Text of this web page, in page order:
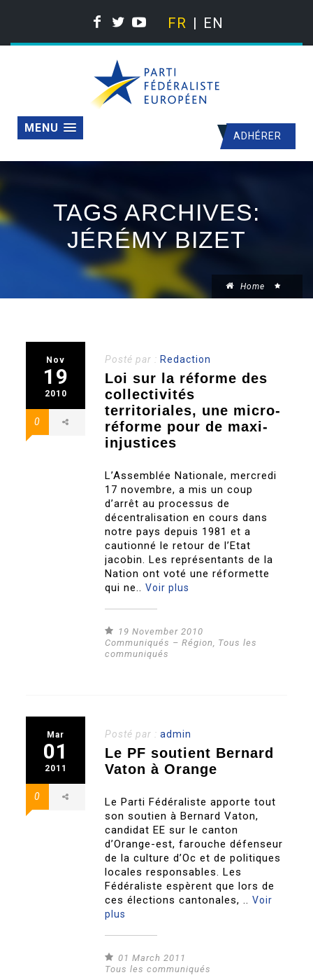
FR EN
ADHÉRER
MENU
TAGS ARCHIVES:
JÉRÉMY BIZET
Home
Nov
19
2010
0
Posté par : Redaction
Loi sur la réforme des
collectivités
territoriales, une micro-
réforme pour de maxi-
injustices
L’Assemblée Nationale, mercredi
17 novembre, a mis un coup
d’arrêt au processus de
décentralisation en cours dans
notre pays depuis 1981 et a
cautionné le retour de l’Etat
jacobin. Les représentants de la
Nation ont voté une réformette
qui ne..Voir plus
19 November 2010
Communiqués – Région, Tous les
communiqués
Mar
01
2011
0
Posté par :admin
Le PF soutient Bernard
Vaton à Orange
Le Parti Fédéraliste apporte tout
son soutien à Bernard Vaton,
candidat EE sur le canton
d’Orange-est, farouche défenseur
de la culture d’Oc et de politiques
locales responsables. Les
Fédéraliste espèrent que lors de
ces élections cantonales, ..Voir
plus
01 March 2011
Tous les communiqués